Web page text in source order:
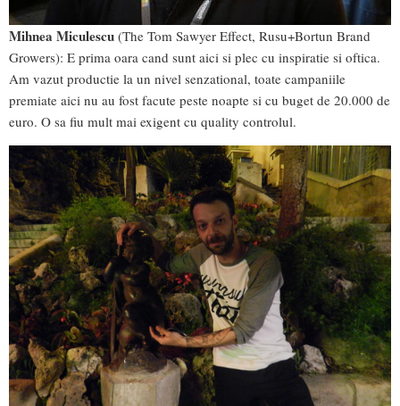
Mihnea Miculescu (The Tom Sawyer Effect, Rusu+Bortun Brand
Growers): E prima oara cand sunt aici si plec cu inspiratie si oftica.
Am vazut productie la un nivel senzational, toate campaniile
premiate aici nu au fost facute peste noapte si cu buget de 20.000 de
euro. O sa fiu mult mai exigent cu quality controlul.